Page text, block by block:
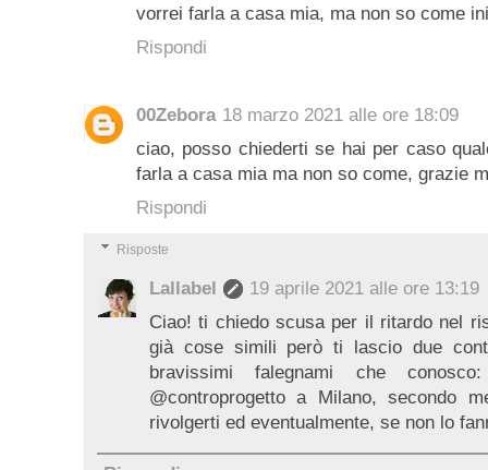
vorrei farla a casa mia, ma non so come
Rispondi
00Zebora 18 marzo 2021 alle ore 18:09
ciao, posso chiederti se hai per caso
farla a casa mia ma non so come, grazie
Rispondi
Risposte
Lallabel
19 aprile 2021 alle ore 13:19
Ciao! ti chiedo scusa per il ritardo nel
già cose simili però ti lascio due
bravissimi falegnami che
@controprogetto a Milano, secondo
rivolgerti ed eventualmente, se non lo